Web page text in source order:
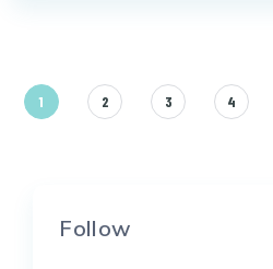
Posts
1 2 3 4
Follow